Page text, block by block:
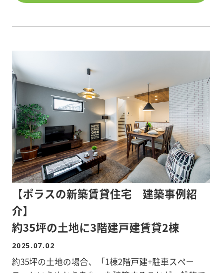
込みください。
※詳細はセミナー情報ページをご確認下さい。
※定員になり次第締め切らせていただきます。
な2LDKで計画しました。
玄関には何かと便利な土間収納も備えています。
駅距離を考え設置したカースペースは建物両脇に設
け、ゆとりと独立性を確保しました。
ちょうどいいサイズ感の暮らしやすい賃貸住宅で
す。
■間取/2LDK 1戸2世帯
■階数/2階建て
■構造/木造
■敷地面積/145.14平米
■延床面積/150.50平米
■所在地/埼玉県さいたま市「与野駅 徒歩17分」
物件詳細を知りたい方、ポラスグループのアパー
【ポラスの新築賃貸住宅 建築事例紹
介】
約35坪の土地に3階建戸建賃貸2棟
2025.07.02
約35坪の土地の場合、「1棟2階戸建+駐車スペー